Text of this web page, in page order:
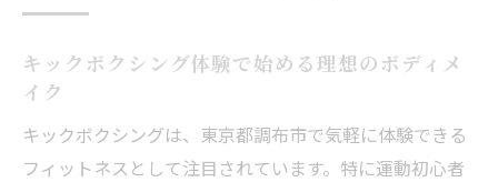
キックボクシング体験で始める理想のボディメ
イク
キックボクシングは、東京都調布市で気軽に体験できる
フィットネスとして注目されています。特に運動初心者